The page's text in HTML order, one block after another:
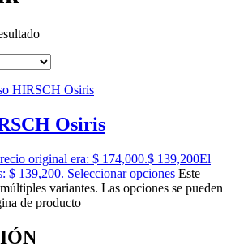
Osiris
original era: $ 174,000.$ 139,200El
$ 139,200. Seleccionar opciones Este
variantes. Las opciones se pueden
de producto